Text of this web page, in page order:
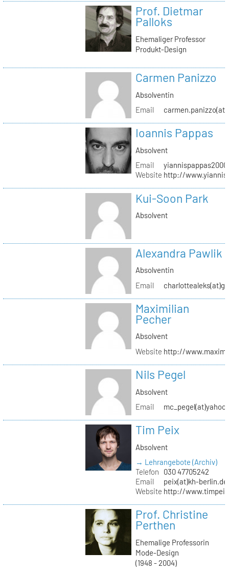
Prof. Dietmar
Palloks
Ehemaliger Professor
Produkt-Design
Carmen Panizzo
Absolventin
Email
Ioannis Pappas
Absolvent
Email
Website http://
Kui-Soon Park
Absolvent
Alexandra Pawlik
Absolventin
Email
Maximilian
Pecher
Absolvent
Website http://
Nils Pegel
Absolvent
Email
Tim Peix
Absolvent
→ Lehrangebote (Archiv)
Telefon
030 47705242
Email
peix(at)kh-berlin.de
Website http://
Prof. Christine
Perthen
Ehemalige Professorin
Mode-Design
(1948 - 2004)